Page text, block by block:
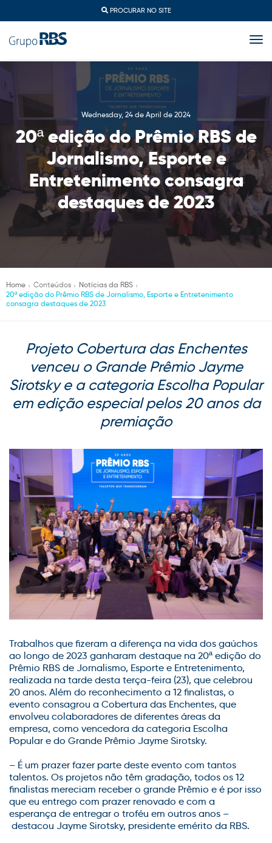
PROCURAR NO SITE
Wednesday, 24 de April de 2024
20ª edição do Prêmio RBS de
Jornalismo, Esporte e
Entretenimento consagra
destaques de 2023
Home Conteúdos
Notícias da RBS
20ª edição do Prêmio RBS de Jornalismo, Esporte e Entretenimento
consagra destaques de 2023
Projeto Cobertura das Enchentes
venceu o Grande Prêmio Jayme
Sirotsky e a categoria Escolha Popular
em edição especial pelos 20 anos da
premiação
Trabalhos que fizeram a diferença na vida dos gaúchos
ao longo de 2023 ganharam destaque na 20ª edição do
Prêmio RBS de Jornalismo, Esporte e Entretenimento,
realizada na tarde desta terça-feira (23), que celebrou
20 anos. Além do reconhecimento a 12 finalistas, o
evento consagrou a Cobertura das Enchentes, que
envolveu colaboradores de diferentes áreas da
empresa, como vencedora da categoria Escolha
Popular e do Grande Prêmio Jayme Sirotsky.
– É um prazer fazer parte deste evento com tantos
talentos. Os projetos não têm gradação, todos os 12
finalistas mereciam receber o grande Prêmio e é por isso
que eu entrego com prazer renovado e com a
esperança de entregar o troféu em outros anos –
destacou Jayme Sirotsky, presidente emérito da RBS.